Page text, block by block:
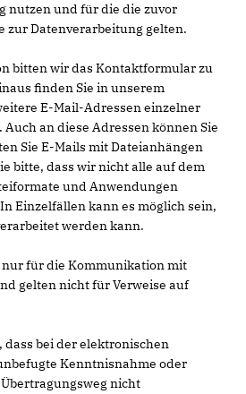
nutzen und für die die zuvor
zur Datenverarbeitung gelten.
bitten wir das Kontaktformular zu
finden Sie in unserem
E-Mail-Adressen einzelner
an diese Adressen können Sie
Sie E-Mails mit Dateianhängen
bitte, dass wir nicht alle auf dem
und Anwendungen
Einzelfällen kann es möglich sein,
werden kann.
nur für die Kommunikation mit
gelten nicht für Verweise auf
bei der elektronischen
Kenntnisnahme oder
nicht